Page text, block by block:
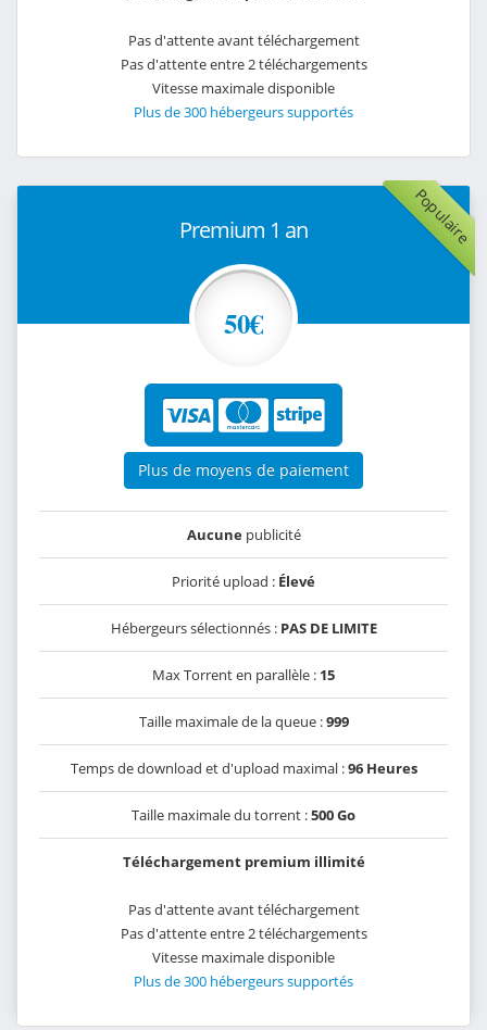
Pas d'attente avant téléchargement
Pas d'attente entre 2 téléchargements
Vitesse maximale disponible
Plus de 300 hébergeurs supportés
Populaire
Premium 1 an
50€
Plus de moyens de paiement
Aucunepublicité
Priorité upload : Élevé
Hébergeurs sélectionnés : PAS DE LIMITE
Max Torrent en parallèle : 15
Taille maximale de la queue :999
Temps de download et d'upload maximal :96 Heures
Taille maximale du torrent :500 Go
Téléchargement premium illimité
Pas d'attente avant téléchargement
Pas d'attente entre 2 téléchargements
Vitesse maximale disponible
Plus de 300 hébergeurs supportés